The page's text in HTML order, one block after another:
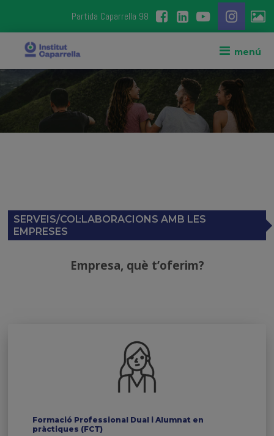
Partida Caparrella 98
SERVEIS/COL·LABORACIONS AMB LES
EMPRESES
Empresa, què t’oferim?
Formació Professional Dual i Alumnat en
pràctiques (FCT)